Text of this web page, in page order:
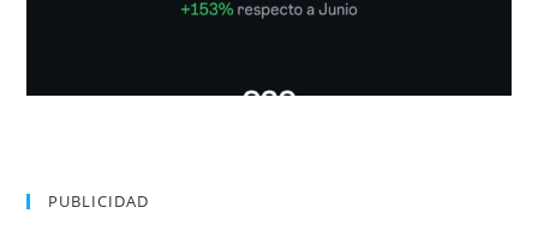
PUBLICIDAD